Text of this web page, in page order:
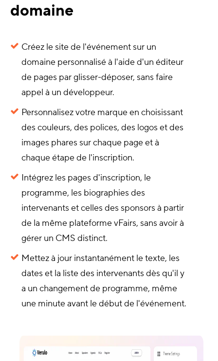
domaine
Créez le site de l'événement sur un
domaine personnalisé à l'aide d'un éditeur
de pages par glisser-déposer, sans faire
appel à un développeur.
Personnalisez votre marque en choisissant
des couleurs, des polices, des logos et des
images phares sur chaque page et à
chaque étape de l'inscription.
Intégrez les pages d'inscription, le
programme, les biographies des
intervenants et celles des sponsors à partir
de la même plateforme vFairs, sans avoir à
gérer un CMS distinct.
Mettez à jour instantanément le texte, les
dates et la liste des intervenants dès qu'il y
a un changement de programme, même
une minute avant le début de l'événement.